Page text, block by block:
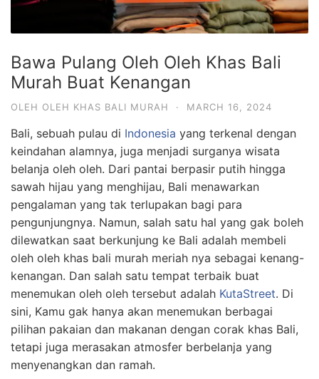
Bawa Pulang Oleh Oleh Khas Bali
Murah Buat Kenangan
OLEH OLEH KHAS BALI MURAH · MARCH 16, 2024
Bali, sebuah pulau di Indonesia yang terkenal dengan
keindahan alamnya, juga menjadi surganya wisata
belanja oleh oleh. Dari pantai berpasir putih hingga
sawah hijau yang menghijau, Bali menawarkan
pengalaman yang tak terlupakan bagi para
pengunjungnya. Namun, salah satu hal yang gak boleh
dilewatkan saat berkunjung ke Bali adalah membeli
oleh oleh khas bali murah meriah nya sebagai kenang-
kenangan. Dan salah satu tempat terbaik buat
menemukan oleh oleh tersebut adalah KutaStreet. Di
sini, Kamu gak hanya akan menemukan berbagai
pilihan pakaian dan makanan dengan corak khas Bali,
tetapi juga merasakan atmosfer berbelanja yang
menyenangkan dan ramah.